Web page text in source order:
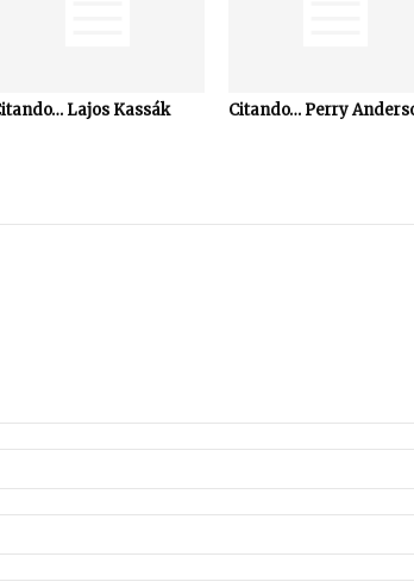
Lajos Kassák Citando… Perry